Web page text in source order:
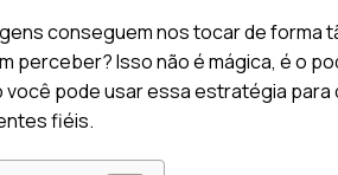
conseguem nos tocar de forma
perceber? Isso não é mágica, é o
pode usar essa estratégia
fiéis.